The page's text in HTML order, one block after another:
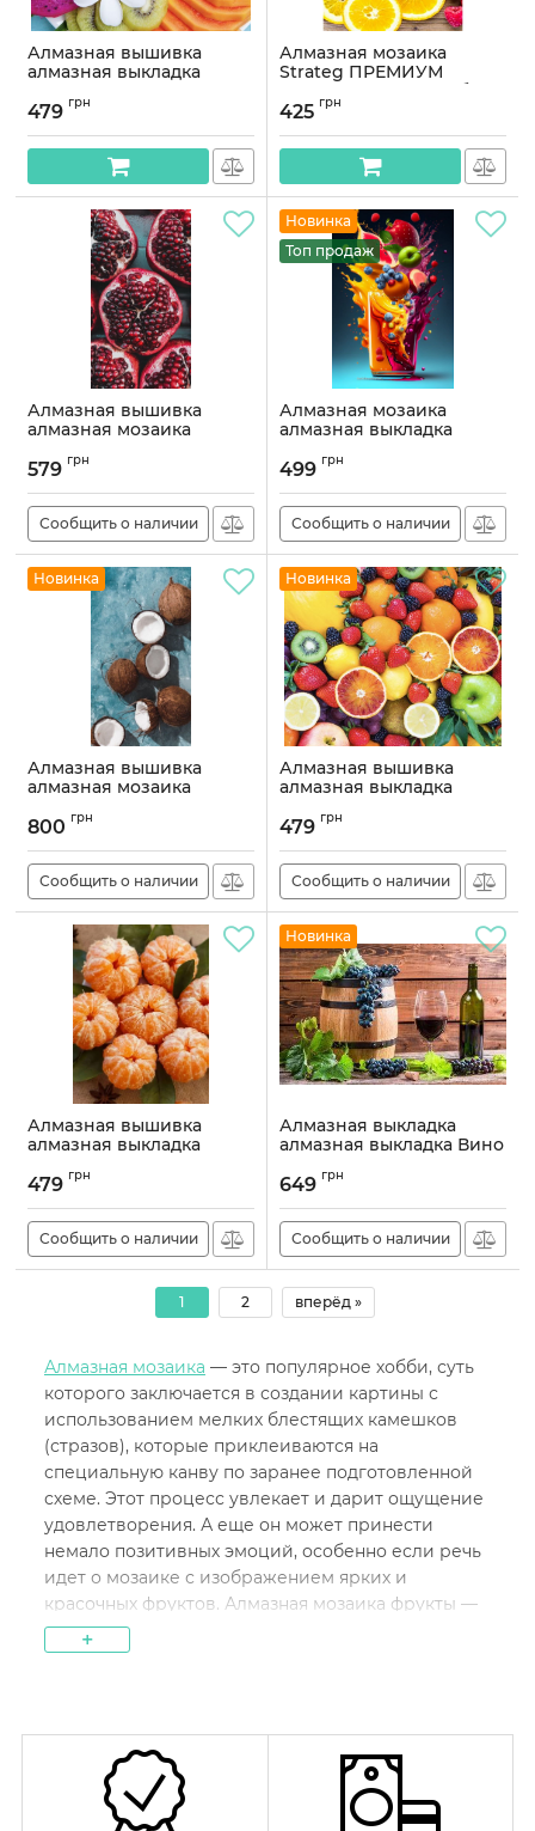
Алмазная вышивка
алмазная выкладка
30x40 OG00201SS
Артикул:OG00201SS
479 грн
Алмазная мозаика
Strateg ПРЕМИУМ
Фруктовое ассорти без
подрамника размером
Артикул:JSFH85883
425 грн
Алмазная вышивка
алмазная мозаика
Артикул:
579 грн
Сообщить о наличии
Новинка
Топ продаж
Алмазная мозаика
алмазная выкладка
OG00593SS
Артикул:OG00593SS
499 грн
Сообщить о наличии
Новинка
Алмазная вышивка
алмазная мозаика
Артикул:
800 грн
Сообщить о наличии
Новинка
Алмазная вышивка
алмазная выкладка
30x40 OG00194SS
Артикул:OG00194SS
479 грн
Сообщить о наличии
Алмазная вышивка
алмазная выкладка
OG00121SS
Артикул:OG00121SS
479 грн
Сообщить о наличии
Новинка
Алмазная выкладка
алмазная выкладка Вино
Артикул:
649 грн
Сообщить о наличии
1 2 вперёд »
Алмазная мозаика — это популярное хобби, суть
которого заключается в создании картины с
использованием мелких блестящих камешков
(стразов), которые приклеиваются на
специальную канву по заранее подготовленной
схеме. Этот процесс увлекает и дарит ощущение
удовлетворения. А еще он может принести
немало позитивных эмоций, особенно если речь
идет о мозаике с изображением ярких и
красочных фруктов. Алмазная мозаика фрукты —
это особая категория картин, которая идеально
подходит для людей, желающих добавить в
Суть работы заключается в том, чтобы по номерам
или цветам выкладывать стразы, получая на
выходе изображение, которое может быть как
+